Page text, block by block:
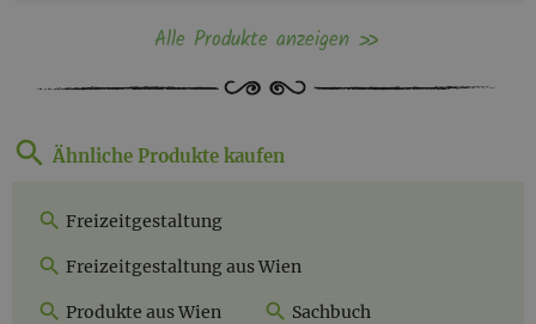
Alle Produkte anzeigen
Ähnliche Produkte kaufen
Freizeitgestaltung
Freizeitgestaltung aus Wien
Produkte aus Wien Sachbuch